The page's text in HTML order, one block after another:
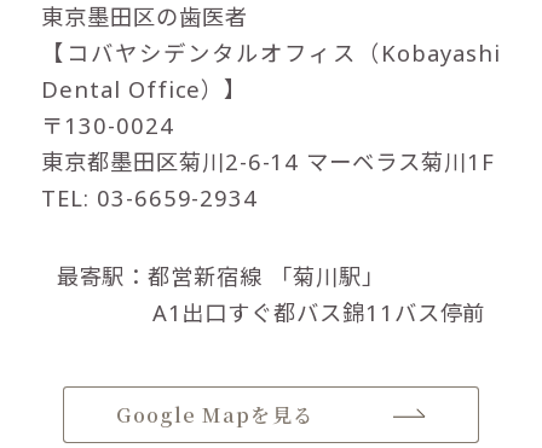
東京墨田区の歯医者
【コバヤシデンタルオフィス（Kobayashi
Dental Office）】
〒130-0024
東京都墨田区菊川2-6-14 マーベラス菊川1F
TEL: 03-6659-2934
最寄駅：都営新宿線 「菊川駅」
A1出口すぐ都バス錦11バス停前
Google Mapを見る